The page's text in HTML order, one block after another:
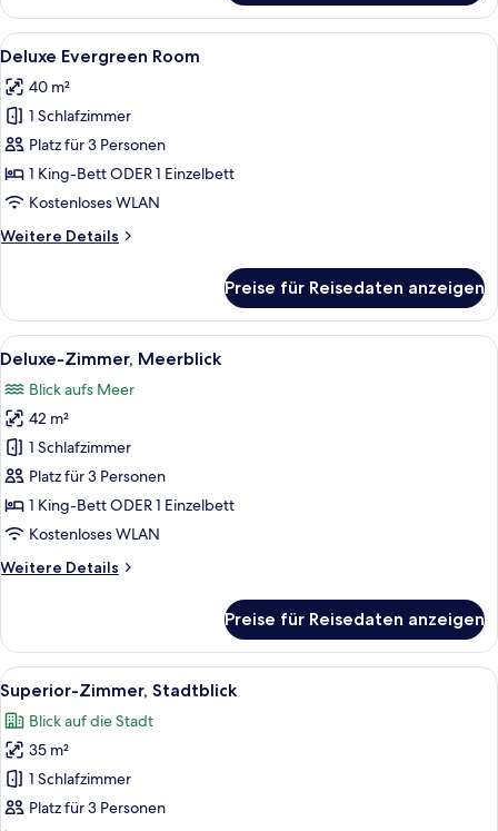
Room
with
Sea
Alle
Fotos
für
Deluxe
Evergreen
Room
anzeigen
Ein geräumiges Schlafzimmer mit
8
Deluxe Evergreen Room
40 m²
1 Schlafzimmer
Platz für 3 Personen
1 King-Bett ODER 1 Einzelbett
Kostenloses WLAN
Weitere Details
Weitere
Evergreen
Room
Preise für Reisedaten anzeigen
Alle
Fotos
für
Deluxe-
Zimmer,
Meerblick
anzeigen
Ein Hotelzimmer mit einem großen
5
Deluxe-Zimmer, Meerblick
Blick aufs Meer
42 m²
1 Schlafzimmer
Platz für 3 Personen
1 King-Bett ODER 1 Einzelbett
Kostenloses WLAN
Weitere Details
Weitere
Zimmer,
Meerblick
Preise für Reisedaten anzeigen
Alle
Fotos
für
Superior-
Zimmer,
Stadtblick
Ein Hotelzimmer mit einem großen
6
Superior-Zimmer, Stadtblick
Blick auf die Stadt
35 m²
1 Schlafzimmer
Platz für 3 Personen